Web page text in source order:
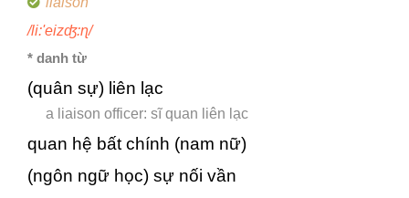
/li:'eizʤ:ɳ/
* danh từ
(quân sự) liên lạc
a liaison officer: sĩ quan liên lạc
quan hệ bất chính (nam nữ)
(ngôn ngữ học) sự nối vần